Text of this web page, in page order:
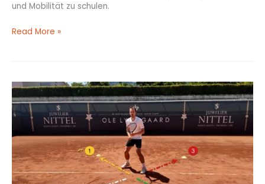
und Mobilität zu schulen.
Read More »
Schattenarbeit
mit
System
Beinarbeit
in
vier
Richtungen